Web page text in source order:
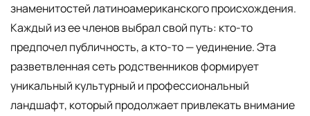
знаменитостей латиноамериканского происхождения.
Каждый из ее членов выбрал свой путь: кто-то
предпочел публичность, а кто-то — уединение. Эта
разветвленная сеть родственников формирует
уникальный культурный и профессиональный
ландшафт, который продолжает привлекать внимание